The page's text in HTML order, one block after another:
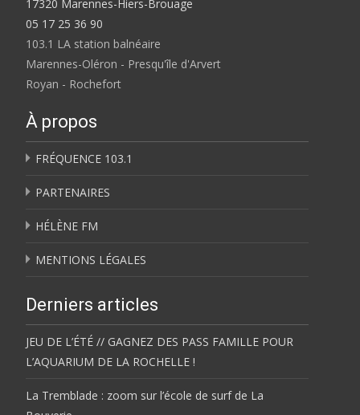
17320 Marennes-Hiers-Brouage
05 17 25 36 90
103.1 LA station balnéaire
Marennes-Oléron - Presqu'île d'Arvert
Royan - Rochefort
À propos
FRÉQUENCE 103.1
PARTENAIRES
HÉLÈNE FM
MENTIONS LÉGALES
Derniers articles
JEU DE L’ÉTÉ // GAGNEZ DES PASS FAMILLE POUR
L’AQUARIUM DE LA ROCHELLE !
La Tremblade : zoom sur l’école de surf de La